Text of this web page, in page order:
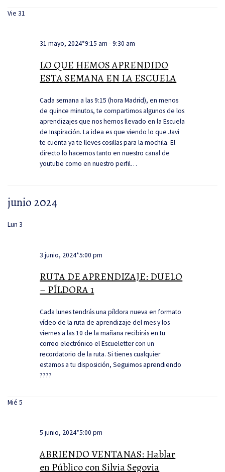
Vie31
31 mayo, 2024*9:15 am -9:30 am
LO QUE HEMOS APRENDIDO
ESTA SEMANA EN LA ESCUELA
Cada semana a las 9:15 (hora Madrid), en menos
de quince minutos, te compartimos algunos de los
aprendizajes que nos hemos llevado en la Escuela
de Inspiración. La idea es que viendo lo que Javi
te cuenta ya te lleves cosillas para la mochila. El
directo lo hacemos tanto en nuestro canal de
youtube como en nuestro perfil…
junio 2024
Lun3
3 junio, 2024*5:00 pm
RUTA DE APRENDIZAJE: DUELO
– PÍLDORA 1
Cada lunes tendrás una píldora nueva en formato
vídeo de la ruta de aprendizaje del mes y los
viernes a las 10 de la mañana recibirás en tu
correo electrónico el Escueletter con un
recordatorio de la ruta. Si tienes cualquier
estamos a tu disposición, Seguimos aprendiendo
????
Mié5
5 junio, 2024*5:00 pm
ABRIENDO VENTANAS: Hablar
en Público con Silvia Segovia